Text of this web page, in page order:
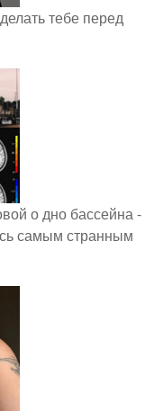
тебе перед
о дно бассейна -
самым странным